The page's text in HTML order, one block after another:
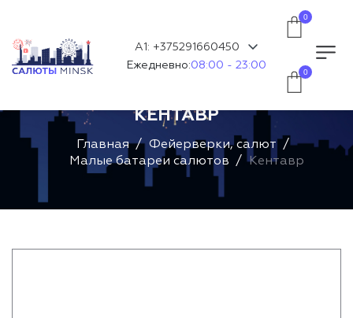
А1: +375291660450
Ежедневно:08:00 - 23:00
0
0
КЕНТАВР
Главная
Фейерверки, салют
Малые батареи салютов
Кентавр